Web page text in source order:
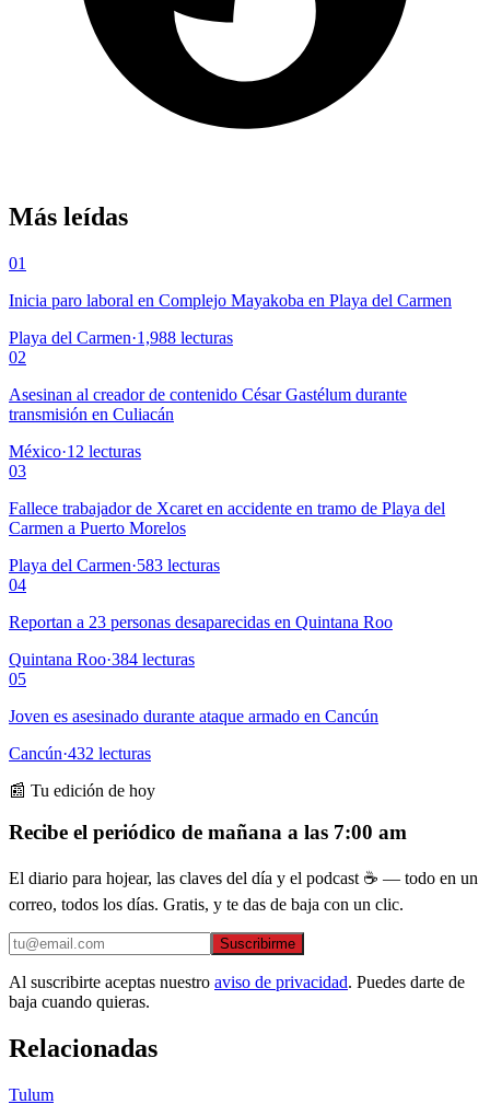
Más leídas
01
Inicia paro laboral en Complejo Mayakoba en Playa del Carmen
Playa del Carmen·1,988 lecturas
02
Asesinan al creador de contenido César Gastélum durante
transmisión en Culiacán
México·12 lecturas
03
Fallece trabajador de Xcaret en accidente en tramo de Playa del
Carmen a Puerto Morelos
Playa del Carmen·583 lecturas
04
Reportan a 23 personas desaparecidas en Quintana Roo
Quintana Roo·384 lecturas
05
Joven es asesinado durante ataque armado en Cancún
Cancún·432 lecturas
📰 Tu edición de hoy
Recibe el periódico de mañana a las 7:00 am
El diario para hojear, las claves del día y el podcast ☕ — todo en un
correo, todos los días. Gratis, y te das de baja con un clic.
Suscribirme
Al suscribirte aceptas nuestro aviso de privacidad. Puedes darte de
baja cuando quieras.
Relacionadas
Tulum